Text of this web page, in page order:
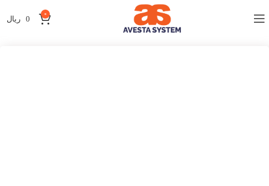
0
0 ریال